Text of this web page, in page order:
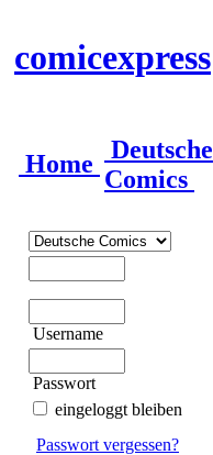
comicexpress
Home
Deutsche
Comics
Username
Passwort
eingeloggt bleiben
Passwort vergessen?